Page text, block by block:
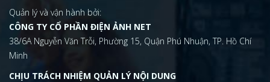
Quản lý và vận hành bởi:
CÔNG TY CỔ PHẦN ĐIỆN ẢNH NET
38/6A Nguyễn Văn Trỗi, Phường 15, Quận Phú Nhuận, TP. Hồ Chí
Minh
CHỊU TRÁCH NHIỆM QUẢN LÝ NỘI DUNG